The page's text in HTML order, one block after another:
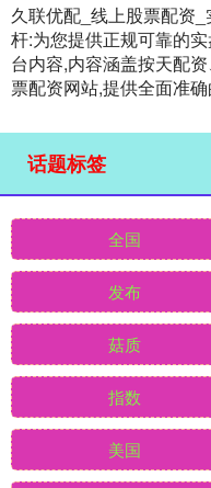
久联优配_线上股票配资
杆:为您提供正规可靠的
台内容,内容涵盖按天配
票配资网站,提供全面准确
话题标签
全国
发布
菇质
指数
美国